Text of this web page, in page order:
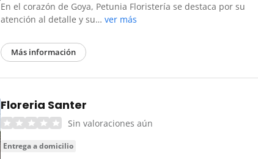
En el corazón de Goya, Petunia Floristería se destaca por su
atención al detalle y su…ver más
Más información
Floreria Santer
Sin valoraciones aún
entrega a domicilio